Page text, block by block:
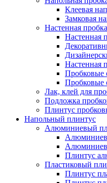
Клеевая
Замковая
Настенная пробка
Настенная
Настенная
Пробковые
Пробковые
Лак, клей для
Подложка
Плинтус
Напольный плинтус
Алюминиевый
Плинтус
Пластиковый
Плинтус